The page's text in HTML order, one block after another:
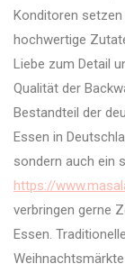
Konditoren
hochwertige
Liebe zum Detail
Qualität der
Bestandteil der
Essen in
sondern auch ein
https://
verbringen gerne
Essen.